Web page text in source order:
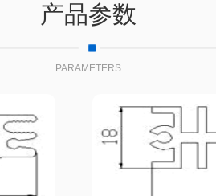
产品参数
PARAMETERS